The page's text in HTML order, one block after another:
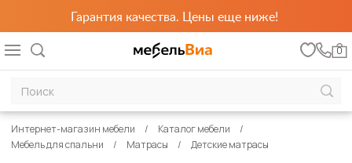
Гарантия качества. Цены еще ниже!
0
Интернет-магазин мебели
Каталог мебели
Мебель для спальни
Матрасы Детские матрасы